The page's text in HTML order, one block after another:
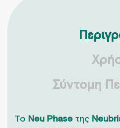
Σύντομη
Το Neu Phase της